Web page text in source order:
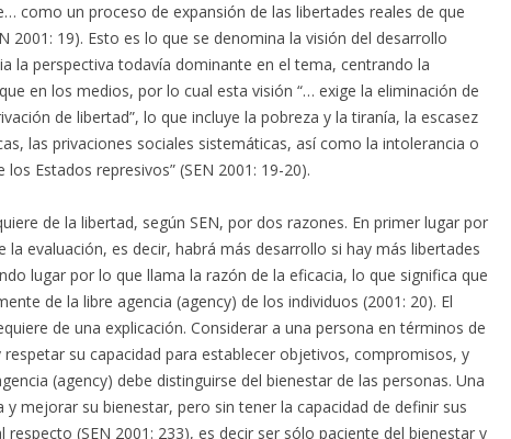
como un proceso de expansión de las libertades reales de que
2001: 19). Esto es lo que se denomina la visión del desarrollo
la perspectiva todavía dominante en el tema, centrando la
en los medios, por lo cual esta visión “… exige la eliminación de
de libertad”, lo que incluye la pobreza y la tiranía, la escasez
las privaciones sociales sistemáticas, así como la intolerancia o
Estados represivos” (SEN 2001: 19-20).
de la libertad, según SEN, por dos razones. En primer lugar por
la evaluación, es decir, habrá más desarrollo si hay más libertades
lugar por lo que llama la razón de la eficacia, lo que significa que
de la libre agencia (agency) de los individuos (2001: 20). El
de una explicación. Considerar a una persona en términos de
su capacidad para establecer objetivos, compromisos, y
(agency) debe distinguirse del bienestar de las personas. Una
y mejorar su bienestar, pero sin tener la capacidad de definir sus
(SEN 2001: 233), es decir ser sólo paciente del bienestar y